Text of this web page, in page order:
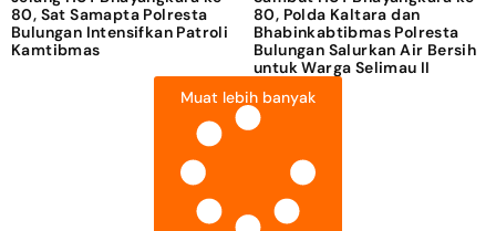
80, Sat Samapta Polresta
Bulungan Intensifkan Patroli
Kamtibmas
80, Polda Kaltara dan
Bhabinkabtibmas Polresta
Bulungan Salurkan Air Bersih
untuk Warga Selimau II
Muat lebih banyak